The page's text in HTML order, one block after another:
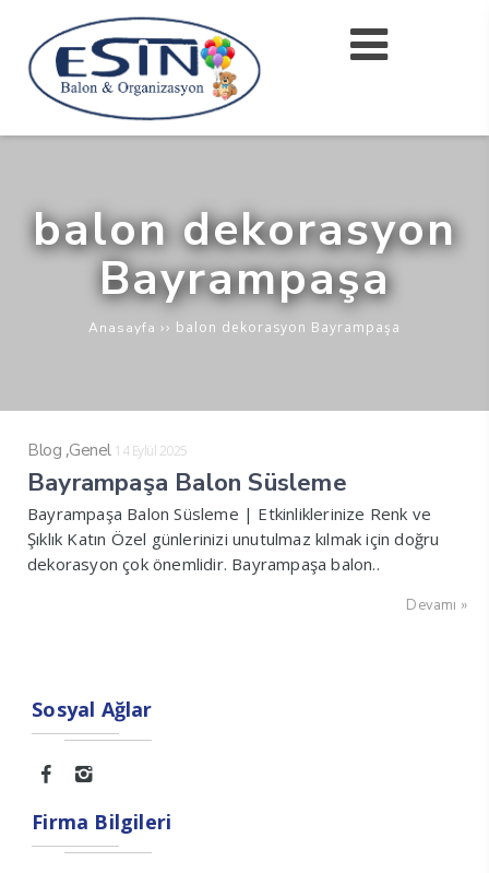
balon dekorasyon
Bayrampaşa
Anasayfa ›› balon dekorasyon Bayrampaşa
Blog ,Genel 14 Eylül 2025
Bayrampaşa Balon Süsleme
Bayrampaşa Balon Süsleme | Etkinliklerinize Renk ve
Şıklık Katın Özel günlerinizi unutulmaz kılmak için doğru
dekorasyon çok önemlidir. Bayrampaşa balon..
Devamı »
Sosyal Ağlar
Firma Bilgileri